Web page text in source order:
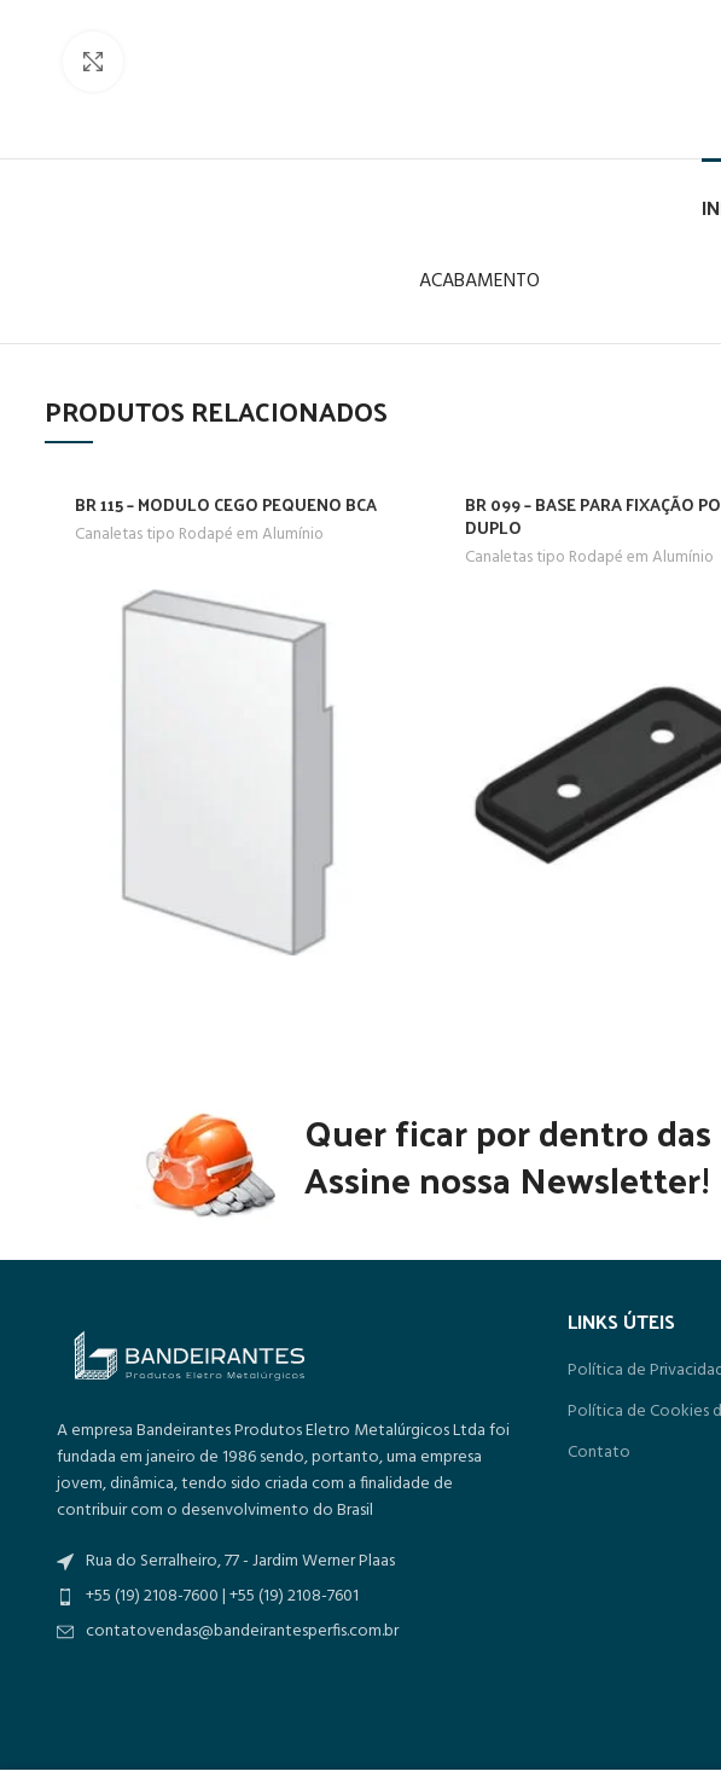
ACABAMENTO
PRODUTOS RELACIONADOS
BR 115 – MODULO CEGO PEQUENO BCA
Canaletas tipo Rodapé em Alumínio
BR 099 – BASE PARA FIXAÇÃO
DUPLO
Canaletas tipo Rodapé em Alumínio
Quer ficar por dentro
Assine nossa Newsletter!
A empresa Bandeirantes Produtos Eletro Metalúrgicos Ltda foi
fundada em janeiro de 1986 sendo, portanto, uma empresa
jovem, dinâmica, tendo sido criada com a finalidade de
contribuir com o desenvolvimento do Brasil
Rua do Serralheiro, 77 - Jardim Werner Plaas
+55 (19) 2108-7600 | +55 (19) 2108-7601
contatovendas@bandeirantesperfis.com.br
LINKS ÚTEIS
Política de
Política de Cookies
Contato